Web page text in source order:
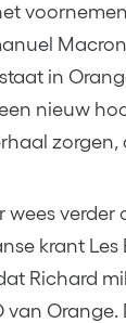
in
nieuw
zorgen,
wees verder
krant Les
Richard
van